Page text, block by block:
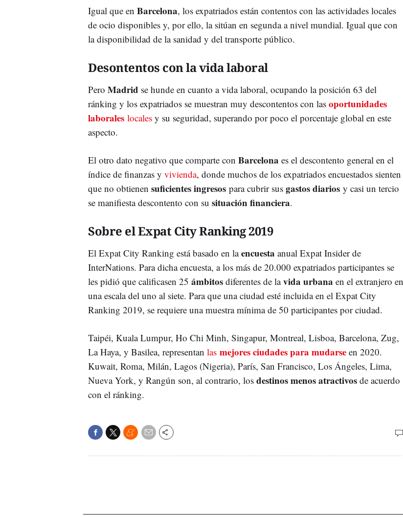
Igual que en Barcelona, los expatriados están contentos con las actividades locales
de ocio disponibles y, por ello, la sitúan en segunda a nivel mundial. Igual que con
la disponibilidad de la sanidad y del transporte público.
Desontentos con la vida laboral
Pero Madrid se hunde en cuanto a vida laboral, ocupando la posición 63 del
ránking y los expatriados se muestran muy descontentos con las oportunidades
laborales locales y su seguridad, superando por poco el porcentaje global en este
aspecto.
El otro dato negativo que comparte con Barcelona es el descontento general en el
índice de finanzas y vivienda, donde muchos de los expatriados encuestados sienten
que no obtienen suficientes ingresos para cubrir sus gastos diarios y casi un tercio
se manifiesta descontento con su situación financiera.
Sobre el Expat City Ranking 2019
El Expat City Ranking está basado en laencuesta anual Expat Insider de
InterNations. Para dicha encuesta, a los más de 20.000 expatriados participantes se
les pidió que calificasen 25 ámbitos diferentes de lavida urbana en el extranjero en
una escala del uno al siete. Para que una ciudad esté incluida en el Expat City
Ranking 2019, se requiere una muestra mínima de 50 participantes por ciudad.
Taipéi, Kuala Lumpur, Ho Chi Minh, Singapur, Montreal, Lisboa, Barcelona, Zug,
La Haya, y Basilea, representan las mejores ciudades para mudarse en 2020.
Kuwait, Roma, Milán, Lagos (Nigeria), París, San Francisco, Los Ángeles, Lima,
Nueva York, y Rangún son, al contrario, los destinos menos atractivos de acuerdo
con el ránking.